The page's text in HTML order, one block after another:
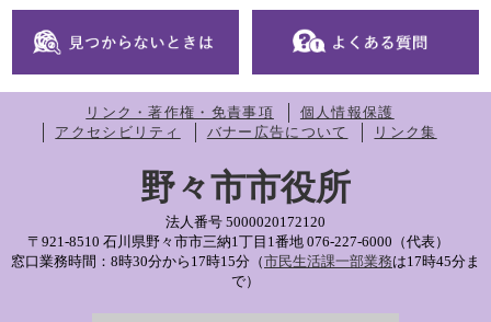
リンク・著作権・免責事項
個人情報保護
アクセシビリティ
バナー広告について リンク集
野々市市役所
法人番号 5000020172120
〒921-8510 石川県野々市市三納1丁目1番地 076-227-6000（代表）
窓口業務時間：8時30分から17時15分（市民生活課一部業務は17時45分ま
で）